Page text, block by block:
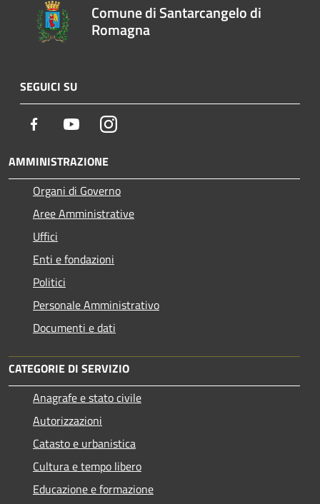
Comune di Santarcangelo di
Romagna
SEGUICI SU
Facebook YoutubeInstagram
AMMINISTRAZIONE
Organi di Governo
Aree Amministrative
Uffici
Enti e fondazioni
Politici
Personale Amministrativo
Documenti e dati
CATEGORIE DI SERVIZIO
Anagrafe e stato civile
Autorizzazioni
Catasto e urbanistica
Cultura e tempo libero
Educazione e formazione